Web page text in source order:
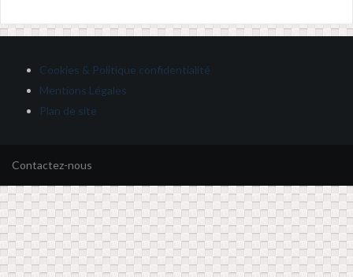
Cookies & Politique confidentialité
Mentions Légales
Plan de site
Contactez-nous